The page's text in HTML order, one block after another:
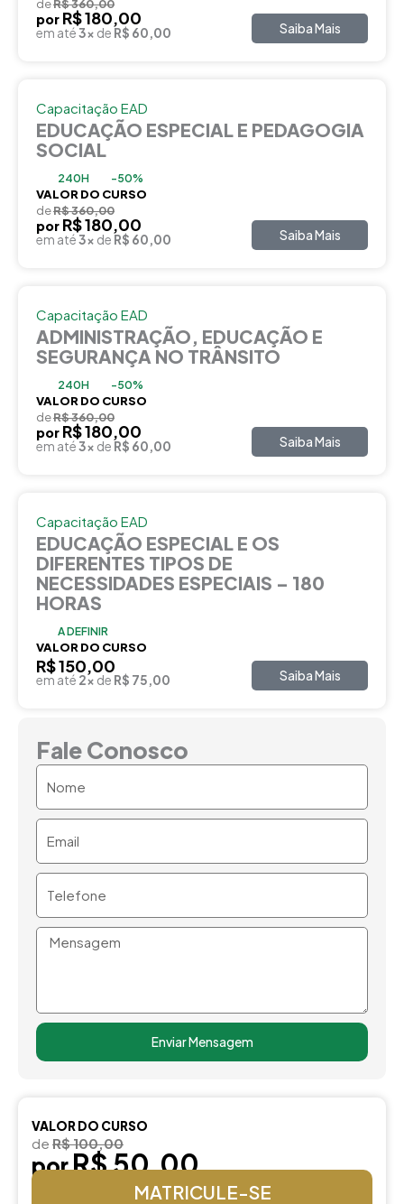
deR$ 360,00
por R$ 180,00
em até3x de R$ 60,00 Saiba Mais
Capacitação EAD
EDUCAÇÃO ESPECIAL E PEDAGOGIA
SOCIAL
240H -50%
VALOR DO CURSO
deR$ 360,00
por R$ 180,00
em até3x de R$ 60,00 Saiba Mais
Capacitação EAD
ADMINISTRAÇÃO, EDUCAÇÃO E
SEGURANÇA NO TRÂNSITO
240H -50%
VALOR DO CURSO
deR$ 360,00
por R$ 180,00
em até3x de R$ 60,00 Saiba Mais
Capacitação EAD
EDUCAÇÃO ESPECIAL E OS
DIFERENTES TIPOS DE
NECESSIDADES ESPECIAIS – 180
HORAS
A DEFINIR
VALOR DO CURSO
R$ 150,00
em até 2x de R$ 75,00 Saiba Mais
Fale Conosco
Mensagem
Enviar Mensagem
VALOR DO CURSO
de R$ 100,00
porR$ 50,00
MATRICULE-SE